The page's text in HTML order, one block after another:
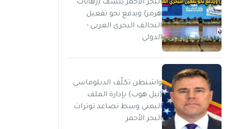
البحر الأحمر ينسف (رهانات
هرمز) ويدفع نحو تفعيل
التحالف البحري العربي -
الدولي
واشنطن تكلّف الدبلوماسي
(نيل هوب) بإدارة الملف
اليمني وسط تصاعد توترات
البحر الأحمر